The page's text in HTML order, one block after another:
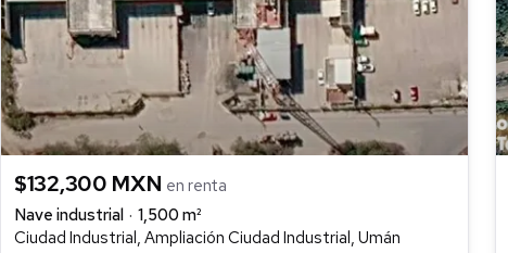
$132,300 MXN en renta
Nave industrial
1,500 m²
Ciudad Industrial, Ampliación Ciudad Industrial, Umán